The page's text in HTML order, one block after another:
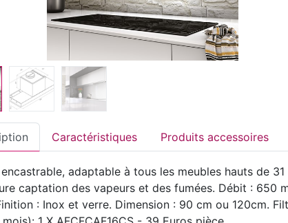
Caractéristiques Produits accessoires
adaptable à tous les meubles hauts de
captation des vapeurs et des fumées. Débit : 650
: Inox et verre. Dimension : 90 cm ou 120cm.